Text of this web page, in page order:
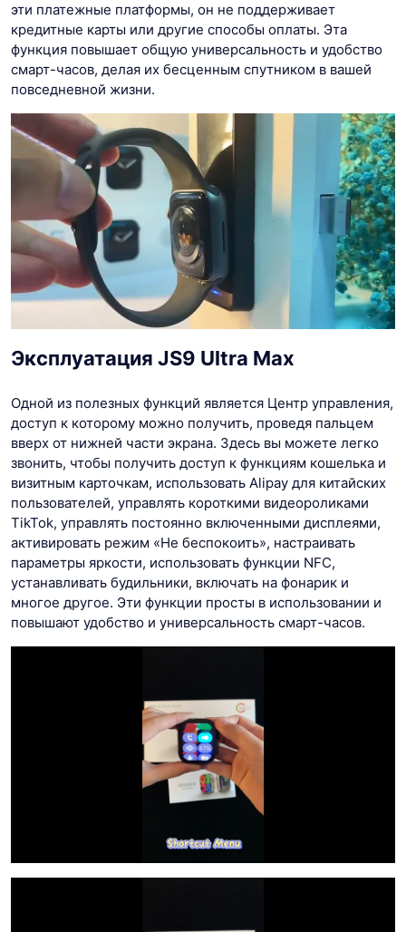
эти платежные платформы, он не поддерживает
кредитные карты или другие способы оплаты. Эта
функция повышает общую универсальность и удобство
смарт-часов, делая их бесценным спутником в вашей
повседневной жизни.
Эксплуатация JS9 Ultra Max
Одной из полезных функций является Центр управления,
доступ к которому можно получить, проведя пальцем
вверх от нижней части экрана. Здесь вы можете легко
звонить, чтобы получить доступ к функциям кошелька и
визитным карточкам, использовать Alipay для китайских
пользователей, управлять короткими видеороликами
TikTok, управлять постоянно включенными дисплеями,
активировать режим «Не беспокоить», настраивать
параметры яркости, использовать функции NFC,
устанавливать будильники, включать на фонарик и
многое другое. Эти функции просты в использовании и
повышают удобство и универсальность смарт-часов.